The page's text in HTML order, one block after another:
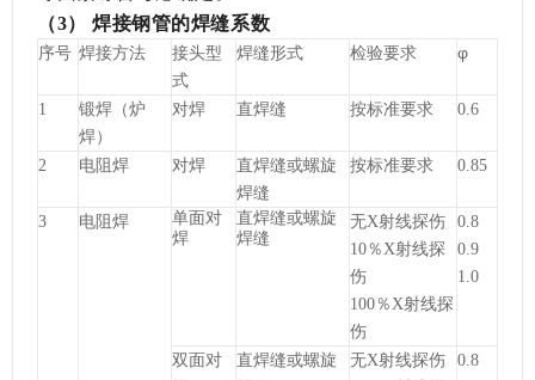
（3）焊接钢管的焊缝系数
序号 焊接方法
接头型
式
焊缝形式 检验要求 φ
1
锻焊（炉
焊）
对焊 直焊缝 按标准要求 0.6
2 电阻焊 对焊
直焊缝或螺旋
焊缝
按标准要求 0.85
3 电阻焊
单面对
焊
直焊缝或螺旋
焊缝
无X射线探伤
10％X射线探
伤
100％X射线探
伤
0.8
0.9
1.0
双面对
直焊缝或螺旋
无X射线探伤
0.8